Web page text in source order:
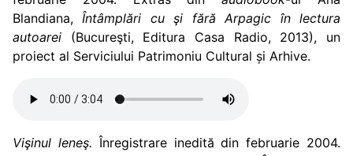
Blandiana,Întâmplări cu şi fără Arpagic în lectura
autoarei (Bucureşti, Editura Casa Radio, 2013), un
proiect al Serviciului Patrimoniu Cultural și Arhive.
Vişinul leneş. Înregistrare inedită din februarie 2004.